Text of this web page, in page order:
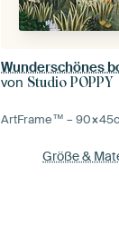
von Studio POPPY
ArtFrame™ –90×45
Größe &